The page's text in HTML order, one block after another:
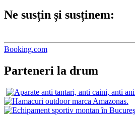
Ne susțin și susținem:
Booking.com
Parteneri la drum